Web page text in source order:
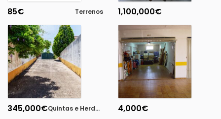
85€ Terrenos 1,100,000€
345,000€ Quintas e Herdades 4,000€